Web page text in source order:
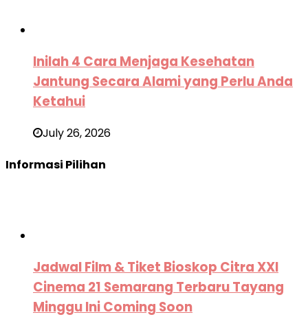
Inilah 4 Cara Menjaga Kesehatan
Jantung Secara Alami yang Perlu Anda
Ketahui
July 26, 2026
Informasi Pilihan
Jadwal Film & Tiket Bioskop Citra XXI
Cinema 21 Semarang Terbaru Tayang
Minggu Ini Coming Soon